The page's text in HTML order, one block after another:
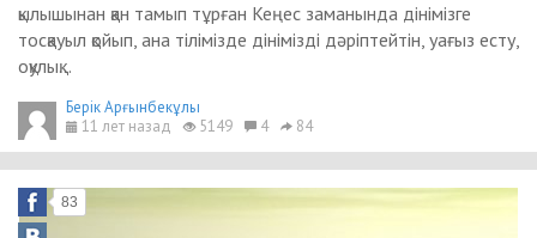
қылышынан қан тамып тұрған Кеңес заманында дінімізге
тосқауыл қойып, ана тілімізде дінімізді дәріптейтін, уағыз есту,
оқулық...
Берік Арғынбекұлы
11 лет назад
5149 4 84
83